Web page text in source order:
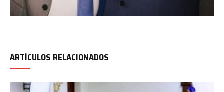
ARTÍCULOS RELACIONADOS